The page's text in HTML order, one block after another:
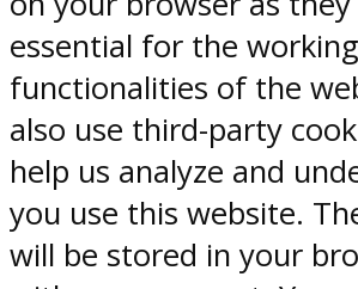
essential for the
functionalities of the
also use third-party
help us analyze and
you use this website.
will be stored in your